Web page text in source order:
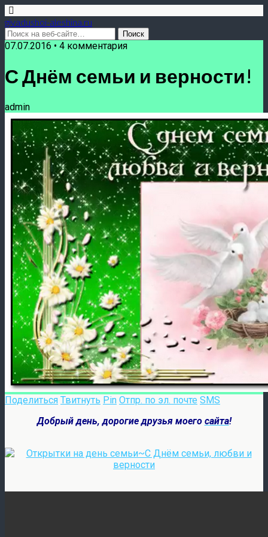
givadushoi-aleshina.ru
07.07.2016 • 4 комментария
С Днём семьи и верности!
admin
Поделиться Твитнуть Pin Отпр. по эл. почте SMS
Добрый день, дорогие друзья моего сайта!